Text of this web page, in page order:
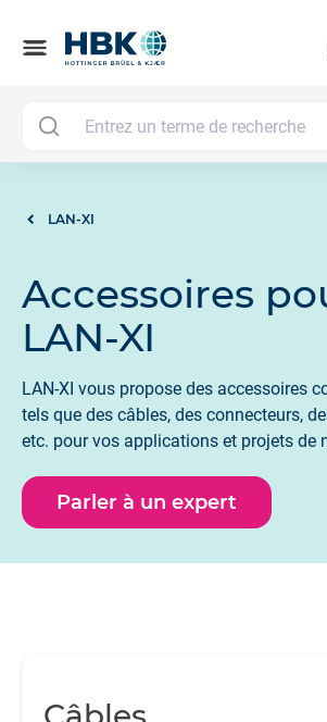
menu
LAN-XI
Accessoires
LAN-XI
LAN-XI vous propose des accessoires
tels que des câbles, des connecteurs,
etc. pour vos applications et projets de
Parler à un expert